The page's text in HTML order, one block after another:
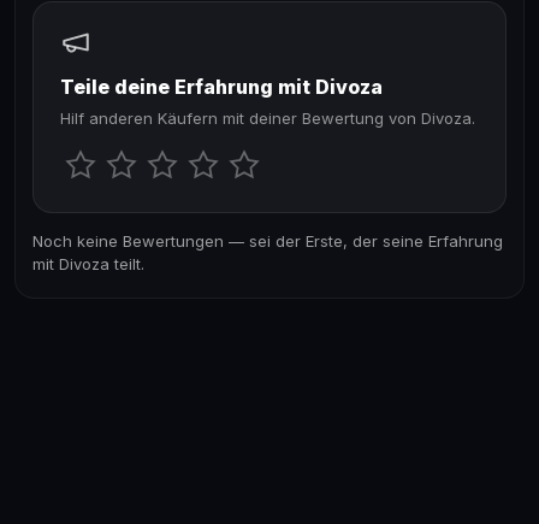
Teile deine Erfahrung mit Divoza
Hilf anderen Käufern mit deiner Bewertung von Divoza.
Noch keine Bewertungen — sei der Erste, der seine Erfahrung
mit Divoza teilt.